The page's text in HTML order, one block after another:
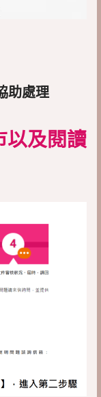
助處理
以及閱讀